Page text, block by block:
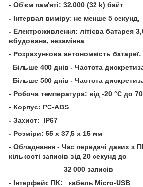
- Об'єм пам'яті: 32.000 (32 k) байт
- Інтервал виміру: не менше 5
- Електроживлення: літієва батарея
вбудована, незамінна
- Розрахункова автономність батареї:
Більше 400 днів - Частота
Більше 500 днів - Частота
- Робоча температура: від -20 °C до 70
- Корпус: PC-ABS
- Захист: IP67
- Розміри: 55 x 37,5 x 15 мм
- Обладнання - Час передачі даних з
кількості записів від 20 секунд до
32 000 записів
- Інтерфейс ПК: кабель Micro-USB